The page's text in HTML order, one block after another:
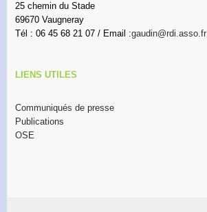
25 chemin du Stade
69670 Vaugneray
Tél : 06 45 68 21 07 / Email :gaudin@rdi.asso.fr
LIENS UTILES
Communiqués de presse
Publications
OSE